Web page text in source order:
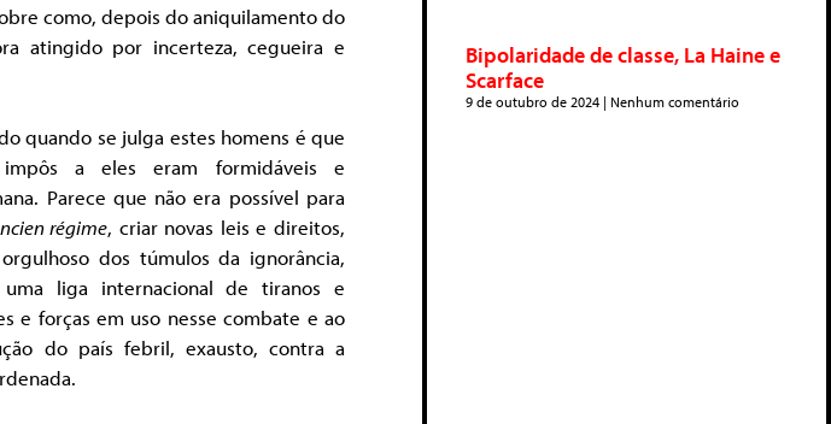
como, depois do aniquilamento do
atingido por incerteza, cegueira e
quando se julga estes homens é que
a eles eram formidáveis e
Parece que não era possível para
régime, criar novas leis e direitos,
dos túmulos da ignorância,
liga internacional de tiranos e
e forças em uso nesse combate e ao
do país febril, exausto, contra a
Bipolaridade de classe, La Haine e
Scarface
9 de outubro de 2024 Nenhum comentário